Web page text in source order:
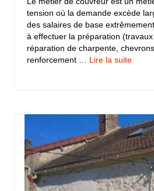
tension où la demande excède
des salaires de base
à effectuer la préparation
réparation de charpente,
renforcement … Lire la suite­­